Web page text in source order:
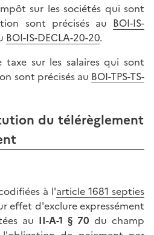
sur les sociétés qui sont
sont précisés au BOI-IS-
BOI-IS-DECLA-20-20.
taxe sur les salaires qui sont
sont précisés au BOI-TPS-TS-
du télérèglement
à l'article 1681 septies
effet d'exclure expressément
au II-A-1 § 70 du champ